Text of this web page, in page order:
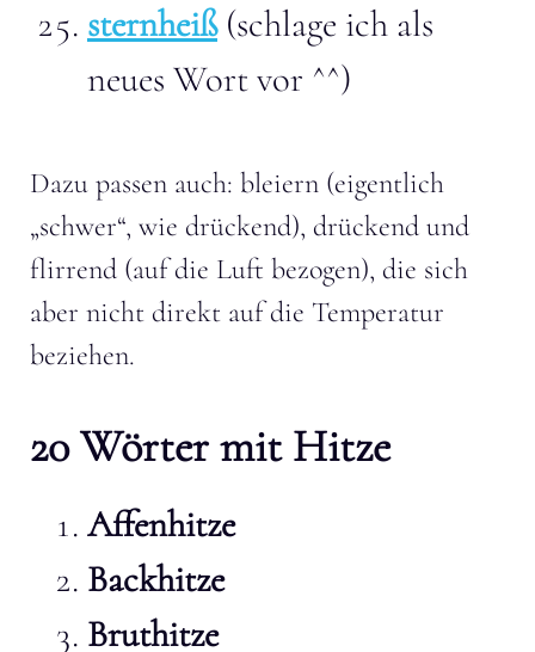
sternheiß(schlage ich als
neues Wort vor ^^)
Dazu passen auch: bleiern (eigentlich
„schwer“, wie drückend), drückend und
flirrend (auf die Luft bezogen), die sich
aber nicht direkt auf die Temperatur
beziehen.
20 Wörter mit Hitze
Affenhitze
Backhitze
Bruthitze